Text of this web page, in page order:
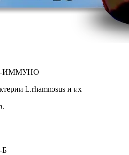
ИММУНО
L.rhamnosus и их
Б